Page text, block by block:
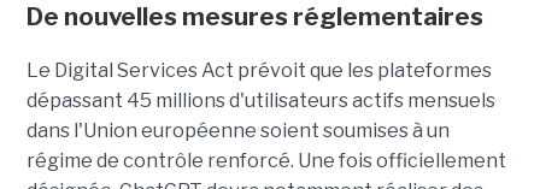
De nouvelles mesures réglementaires
Le Digital Services Act prévoit que les plateformes
dépassant 45 millions d'utilisateurs actifs mensuels
dans l'Union européenne soient soumises à un
régime de contrôle renforcé. Une fois officiellement